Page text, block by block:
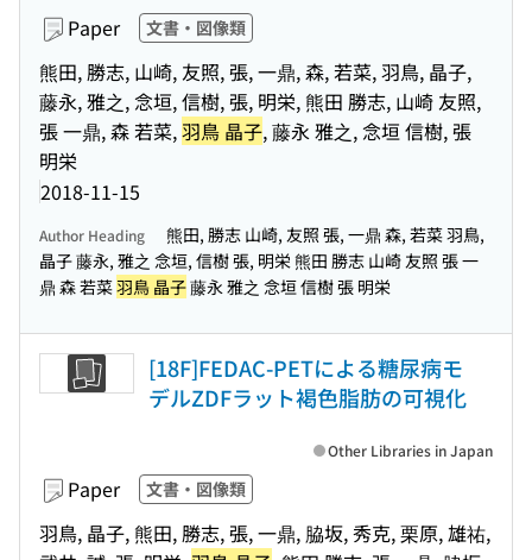
Paper 文書・図像類
熊田, 勝志, 山崎, 友照, 張, 一鼎, 森, 若菜, 羽鳥, 晶子,
藤永, 雅之, 念垣, 信樹, 張, 明栄, 熊田 勝志, 山崎 友照,
張 一鼎, 森 若菜,羽鳥 晶子, 藤永 雅之, 念垣 信樹, 張
明栄
2018-11-15
Author Heading
熊田, 勝志 山崎, 友照 張, 一鼎 森, 若菜 羽鳥,
晶子 藤永, 雅之 念垣, 信樹 張, 明栄 熊田 勝志 山崎 友照 張 一
鼎 森 若菜羽鳥 晶子藤永 雅之 念垣 信樹 張 明栄
[18F]FEDAC-PETによる糖尿病モ
デルZDFラット褐色脂肪の可視化
Paper 文書・図像類
羽鳥, 晶子, 熊田, 勝志, 張, 一鼎, 脇坂, 秀克, 栗原, 雄祐,
Other Libraries in Japan